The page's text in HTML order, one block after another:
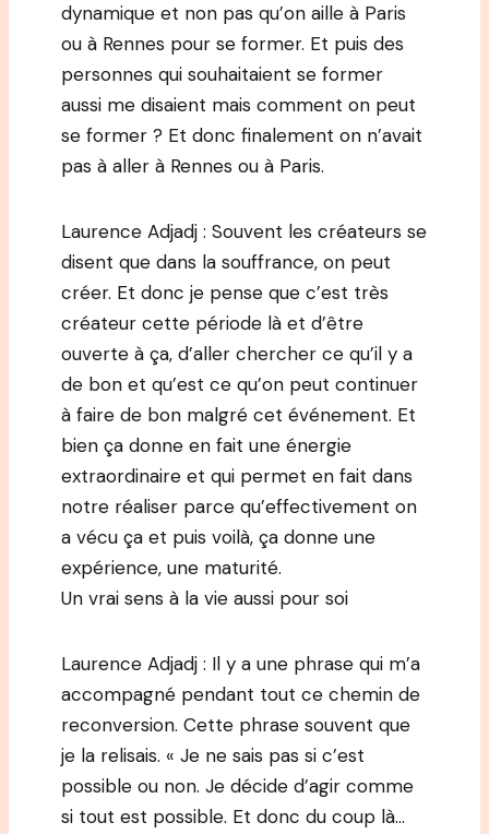
dynamique et non pas qu’on aille à Paris
ou à Rennes pour se former. Et puis des
personnes qui souhaitaient se former
aussi me disaient mais comment on peut
se former ? Et donc finalement on n’avait
pas à aller à Rennes ou à Paris.
Laurence Adjadj : Souvent les créateurs se
disent que dans la souffrance, on peut
créer. Et donc je pense que c’est très
créateur cette période là et d’être
ouverte à ça, d’aller chercher ce qu’il y a
de bon et qu’est ce qu’on peut continuer
à faire de bon malgré cet événement. Et
bien ça donne en fait une énergie
extraordinaire et qui permet en fait dans
notre réaliser parce qu’effectivement on
a vécu ça et puis voilà, ça donne une
expérience, une maturité.
Un vrai sens à la vie aussi pour soi
Laurence Adjadj : Il y a une phrase qui m’a
accompagné pendant tout ce chemin de
reconversion. Cette phrase souvent que
je la relisais. « Je ne sais pas si c’est
possible ou non. Je décide d’agir comme
si tout est possible. Et donc du coup là…